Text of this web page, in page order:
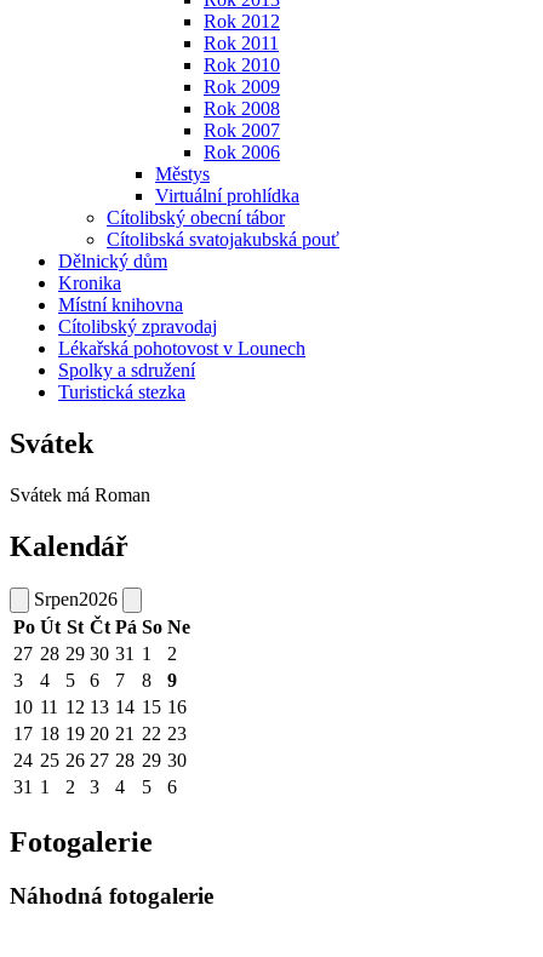
Rok 2012
Rok 2011
Rok 2010
Rok 2009
Rok 2008
Rok 2007
Rok 2006
Městys
Virtuální prohlídka
Cítolibský obecní tábor
Cítolibská svatojakubská pouť
Dělnický dům
Kronika
Místní knihovna
Cítolibský zpravodaj
Lékařská pohotovost v Lounech
Spolky a sdružení
Turistická stezka
Svátek
Svátek má Roman
Kalendář
Srpen2026
Po Út St Čt Pá So Ne
27 28 29 30 31 1
2
3
4 5 6 7 8
9
10 11 12 13 14 15 16
17 18 19 20 21 22 23
24 25 26 27 28 29 30
31 1 2 3 4 5 6
Fotogalerie
Náhodná fotogalerie